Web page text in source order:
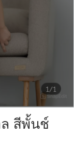
1/1
ล สีพั้นช์